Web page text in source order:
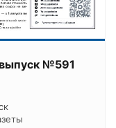
выпуск №591